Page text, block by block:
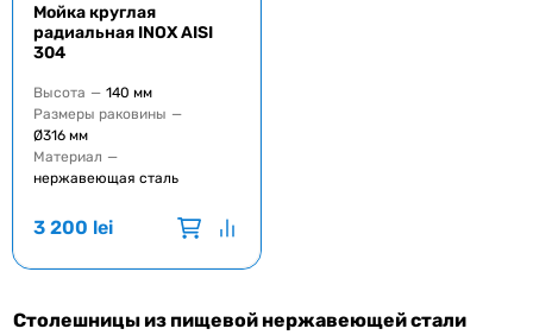
Мойка круглая
радиальная INOX AISI
304
Высота — 140 мм
Размеры раковины —
Ø316 мм
Материал —
нержавеющая сталь
3 200 lei
Столешницы из пищевой нержавеющей стали